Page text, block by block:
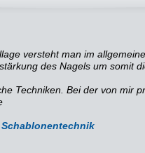
versteht man im
des Nagels um somit
Techniken. Bei der von mir
Schablonentechnik